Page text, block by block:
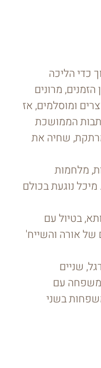
כדי הליכה
מרונים
ומוסלמים, אז
הממושכת
שחיה את
מלחמות
נוגעת בכולם
בטיול עם
של אורה והשייח'
שניים
עם
בשני